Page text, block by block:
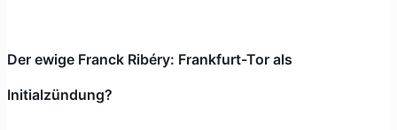
Der ewige Franck Ribéry: Frankfurt-Tor als
Initialzündung?